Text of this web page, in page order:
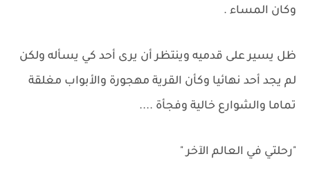
وكان المساء .
ظل يسير على قدميه وينتظر أن يرى أحد كي يسأله ولكن
لم يجد أحد نهائيا وكأن القرية مهجورة والأبواب مغلقة
تماما والشوارع خالية وفجأة ....
"رحلتي في العالم الآخر "